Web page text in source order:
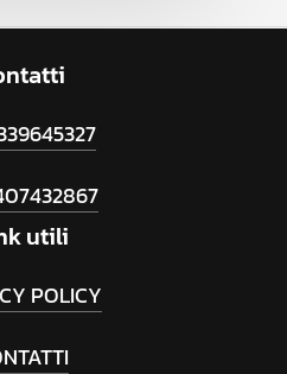
utili
POLICY